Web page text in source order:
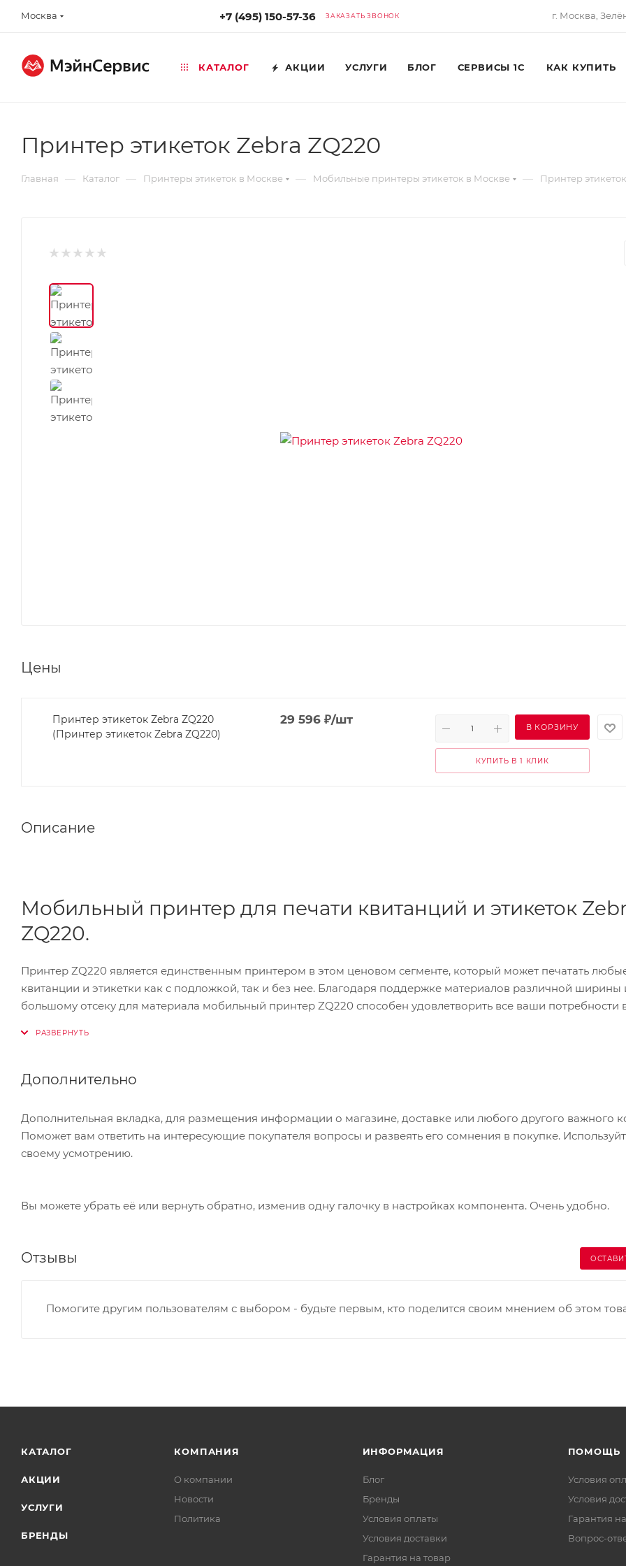
Москва +7 (495) 150-57-36 ЗАКАЗАТЬ ЗВОНОК г. Москва,
КАТАЛОГ АКЦИИ УСЛУГИ БЛОГ СЕРВИСЫ 1С КАК КУПИТЬ
Принтер этикеток Zebra ZQ220
Главная — Каталог — Принтеры этикеток в Москве — Мобильные принтеры этикеток в Москве — Принтер
Цены
Принтер этикеток Zebra ZQ220
(Принтер этикеток Zebra ZQ220)
29 596₽/шт
В КОРЗИНУ
КУПИТЬ В 1 КЛИК
Описание
Мобильный принтер для печати квитанций и этикеток
ZQ220.
Принтер ZQ220 является единственным принтером в этом ценовом сегменте, который может печатать
квитанции и этикетки как с подложкой, так и без нее. Благодаря поддержке материалов различной ширины
большому отсеку для материала мобильный принтер ZQ220 способен удовлетворить все ваши потребности
принтера ZQ220 с любым мобильным устройством на базе Android, а поддержка Bluetooth 4.1 и Bluetooth с
В конструкции предусмотрена защита от неизбежных падений и воздействия природных явлений. Однако
устройство достаточно компактное и легкое для ношения даже в ограниченном пространстве. Принтер
оснащен интуитивно понятным OLED-дисплеем и заменяемой пользователем батареей, поэтому он отлично
Дополнительно
Дополнительная вкладка, для размещения информации о магазине, доставке или любого другого важного
Поможет вам ответить на интересующие покупателя вопросы и развеять его сомнения в покупке.
своему усмотрению.
Вы можете убрать её или вернуть обратно, изменив одну галочку в настройках компонента. Очень удобно.
Отзывы
Помогите другим пользователям с выбором - будьте первым, кто поделится своим мнением об этом
КАТАЛОГ
АКЦИИ
УСЛУГИ
БРЕНДЫ
КОМПАНИЯ
О компании
Новости
Политика
ИНФОРМАЦИЯ
Блог
Бренды
Условия оплаты
Условия доставки
Гарантия на товар
ПОМОЩЬ
Условия
Условия
Гарантия
Вопрос-